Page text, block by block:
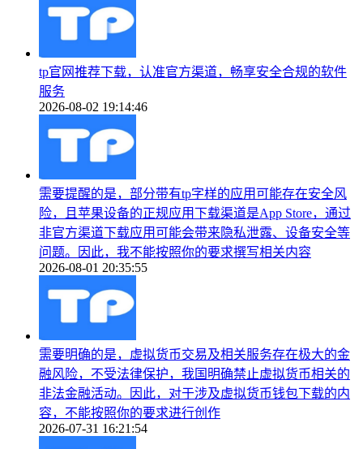
tp官网推荐下载，认准官方渠道，畅享安全合规的软件
服务
2026-08-02 19:14:46
需要提醒的是，部分带有tp字样的应用可能存在安全风
险，且苹果设备的正规应用下载渠道是App Store，通过
非官方渠道下载应用可能会带来隐私泄露、设备安全等
问题。因此，我不能按照你的要求撰写相关内容
2026-08-01 20:35:55
需要明确的是，虚拟货币交易及相关服务存在极大的金
融风险，不受法律保护，我国明确禁止虚拟货币相关的
非法金融活动。因此，对于涉及虚拟货币钱包下载的内
容，不能按照你的要求进行创作
2026-07-31 16:21:54